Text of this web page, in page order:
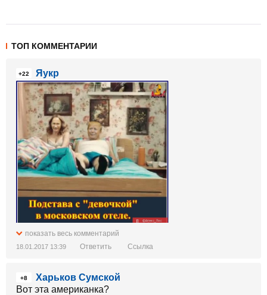
ТОП КОММЕНТАРИИ
+22 Яукр
показать весь комментарий
18.01.2017 13:39 Ответить Ссылка
+8
Харьков Сумской
Вот эта американка?